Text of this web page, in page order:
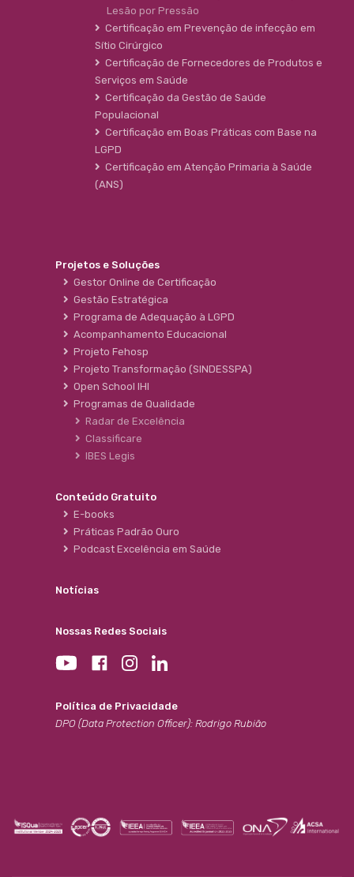
Lesão por Pressão
Certificação em Prevenção de infecção em
Sítio Cirúrgico
Certificação de Fornecedores de Produtos e
Serviços em Saúde
Certificação da Gestão de Saúde
Populacional
Certificação em Boas Práticas com Base na
LGPD
Certificação em Atenção Primaria à Saúde
(ANS)
Projetos e Soluções
Gestor Online de Certificação
Gestão Estratégica
Programa de Adequação à LGPD
Acompanhamento Educacional
Projeto Fehosp
Projeto Transformação (SINDESSPA)
Open School IHI
Programas de Qualidade
Radar de Excelência
Classificare
IBES Legis
Conteúdo Gratuito
E-books
Práticas Padrão Ouro
Podcast Excelência em Saúde
Notícias
Nossas Redes Sociais
Política de Privacidade
DPO (Data Protection Officer): Rodrigo Rubião